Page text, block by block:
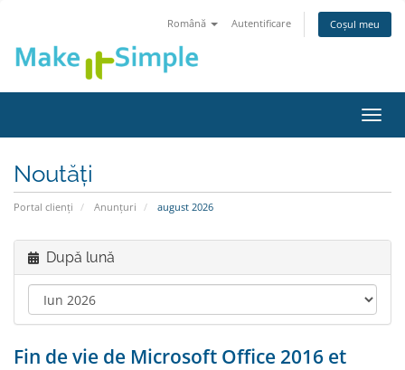
Română Autentificare Coșul meu
Noutăți
Portal clienți Anunțuri august 2026
După lună
Fin de vie de Microsoft Office 2016 et